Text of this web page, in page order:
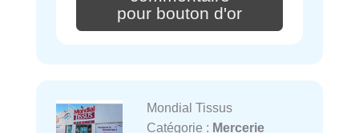
pour bouton d'or
Mondial Tissus
Catégorie : Mercerie